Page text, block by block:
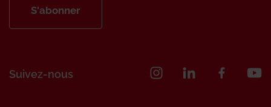
S'abonner
Suivez-nous